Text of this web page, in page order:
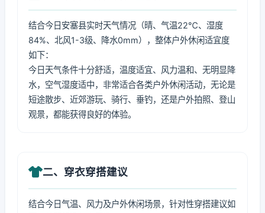
结合今日安塞县实时天气情况（晴、气温22℃、湿度
84%、北风1-3级、降水0mm），整体户外休闲适宜度
如下：
今日天气条件十分舒适，温度适宜、风力温和、无明显降
水，空气湿度适中，非常适合各类户外休闲活动，无论是
短途散步、近郊游玩、骑行、垂钓，还是户外拍照、登山
观景，都能获得良好的体验。
二、穿衣穿搭建议
结合今日气温、风力及户外休闲场景，针对性穿搭建议如